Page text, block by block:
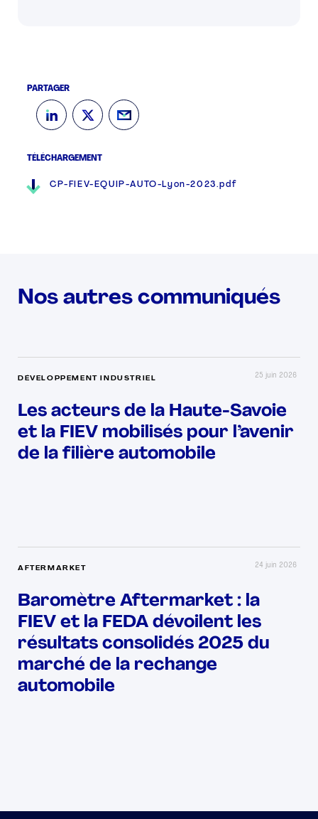
PARTAGER
TÉLÉCHARGEMENT
CP-FIEV-EQUIP-AUTO-Lyon-2023.pdf
Nos autres communiqués
DÉVELOPPEMENT INDUSTRIEL 25 juin 2026
Les acteurs de la Haute-Savoie
et la FIEV mobilisés pour l’avenir
de la filière automobile
AFTERMARKET 24 juin 2026
Baromètre Aftermarket : la
FIEV et la FEDA dévoilent les
résultats consolidés 2025 du
marché de la rechange
automobile